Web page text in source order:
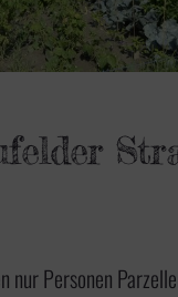
nur Personen